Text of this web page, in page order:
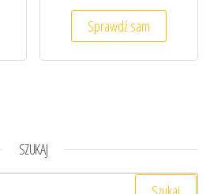
Sprawdź sam
SZUKAJ